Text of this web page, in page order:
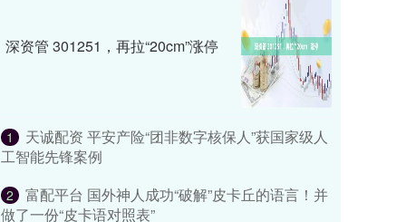
深资管 301251，再拉“20cm”涨停
1
天诚配资 平安产险“团非数字核保人”获国家级人
工智能先锋案例
2
富配平台 国外神人成功“破解”皮卡丘的语言！并
做了一份“皮卡语对照表”